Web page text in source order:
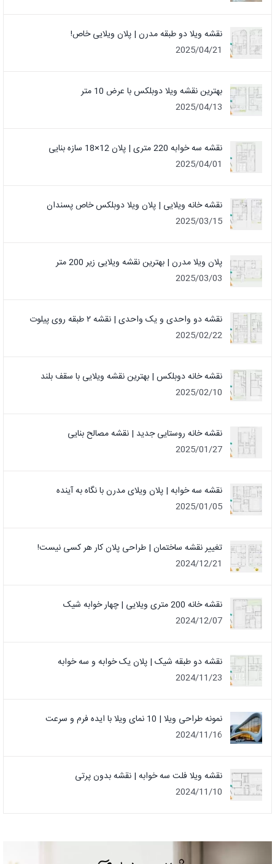
نقشه ویلا دو طبقه مدرن | پلان ویلایی خاص!
2025/04/21
بهترین نقشه ویلا دوبلکس با عرض 10 متر
2025/04/13
نقشه سه خوابه 220 متری | پلان 12×18 سازه بنایی
2025/04/01
نقشه خانه ویلایی | پلان ویلا دوبلکس خاص پسندان
2025/03/15
پلان ویلا مدرن | بهترین نقشه ویلایی زیر 200 متر
2025/03/03
نقشه دو واحدی و یک واحدی | نقشه ۲ طبقه روی پیلوت
2025/02/22
نقشه خانه دوبلکس | بهترین نقشه ویلایی با سقف بلند
2025/02/10
نقشه خانه روستایی جدید | نقشه مصالح بنایی
2025/01/27
نقشه سه خوابه | پلان ویلای مدرن با نگاه به آینده
2025/01/05
تغییر نقشه ساختمان | طراحی پلان کار هر کسی نیست!
2024/12/21
نقشه خانه 200 متری ویلایی | چهار خوابه شیک
2024/12/07
نقشه دو طبقه شیک | پلان یک خوابه و سه خوابه
2024/11/23
نمونه طراحی ویلا | 10 نمای ویلا با ایده فرم و سرعت
2024/11/16
نقشه ویلا فلت سه خوابه | نقشه بدون پرتی
2024/11/10